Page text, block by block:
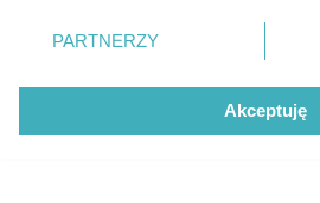
zmienić/wycofać klikając przycisk
znajdujący się w lewym dolnym
rodzaje przetwarzania danych nie
użytkownika, ale masz prawo
PARTNERZY
Akceptuję